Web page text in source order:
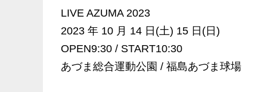
LIVE AZUMA 2023
2023 年 10 月 14 日(土) 15 日(日)
OPEN9:30 / START10:30
あづま総合運動公園 / 福島あづま球場